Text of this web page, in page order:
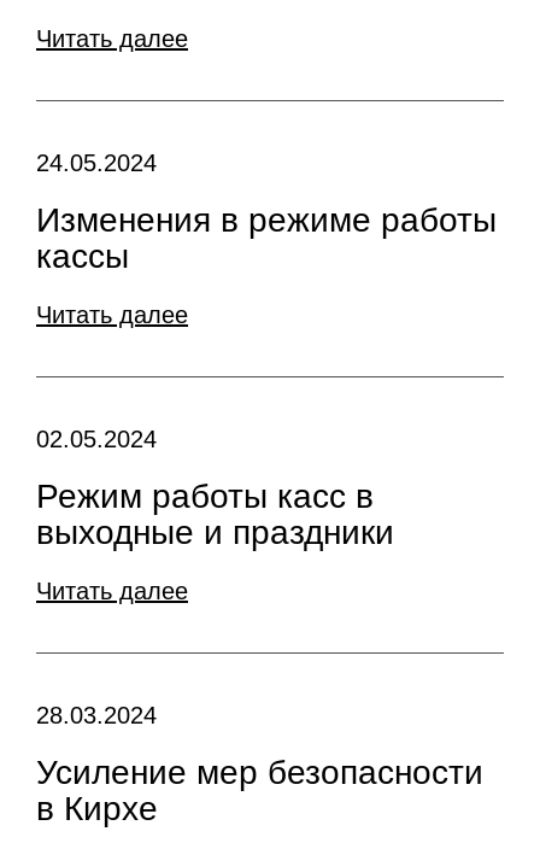
Читать далее
24.05.2024
Изменения в режиме работы
кассы
Читать далее
02.05.2024
Режим работы касс в
выходные и праздники
Читать далее
28.03.2024
Усиление мер безопасности
в Кирхе